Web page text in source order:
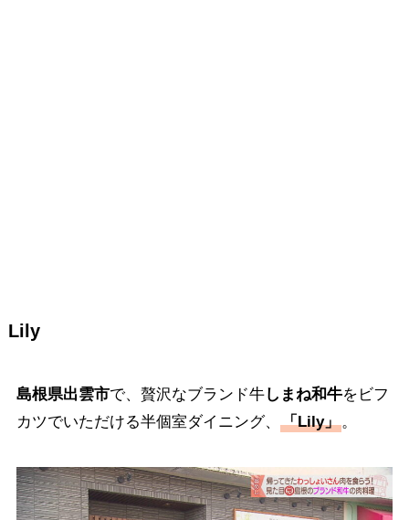
Lily
島根県出雲市で、贅沢なブランド牛しまね和牛をビフ
カツでいただける半個室ダイニング、
「Lily」。